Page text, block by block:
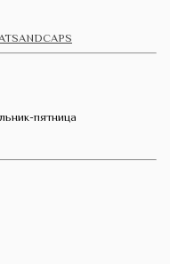
пятница